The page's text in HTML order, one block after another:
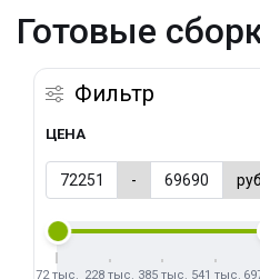
Готовые
Фильтр
ЦЕНА
- руб.
72 тыс. 228 тыс. 385 тыс. 541 тыс.